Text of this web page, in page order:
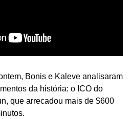
Bonis e Kaleve analisaram
da história: o ICO do
que arrecadou mais de $600